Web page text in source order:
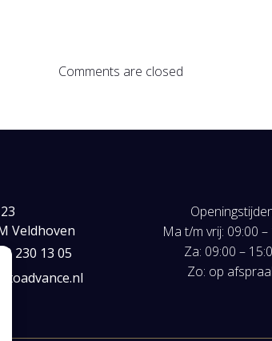
Comments are closed
Veldhoven
230 13 05
Ma t/m vrij: 09:00 –
Za: 09:00 –
Zo: op